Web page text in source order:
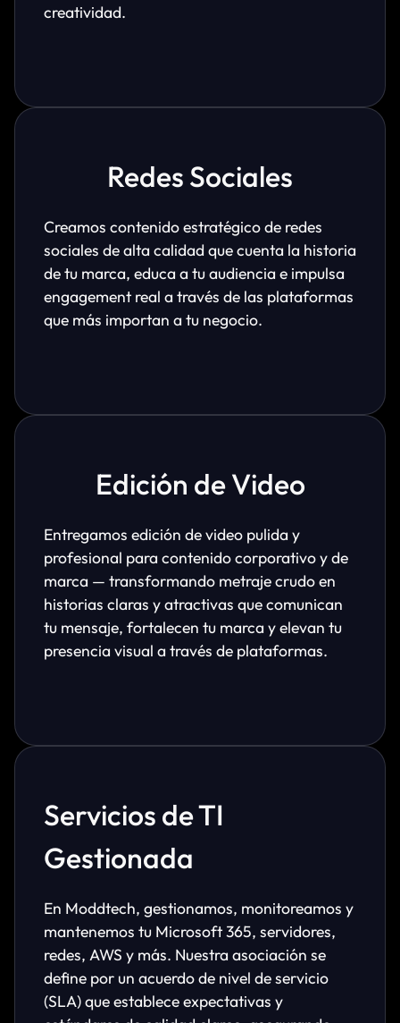
creatividad.
Redes Sociales
Creamos contenido estratégico de redes
sociales de alta calidad que cuenta la historia
de tu marca, educa a tu audiencia e impulsa
engagement real a través de las plataformas
que más importan a tu negocio.
Edición de Video
Entregamos edición de video pulida y
profesional para contenido corporativo y de
marca — transformando metraje crudo en
historias claras y atractivas que comunican
tu mensaje, fortalecen tu marca y elevan tu
presencia visual a través de plataformas.
Servicios de TI
Gestionada
En Moddtech, gestionamos, monitoreamos y
mantenemos tu Microsoft 365, servidores,
redes, AWS y más. Nuestra asociación se
define por un acuerdo de nivel de servicio
(SLA) que establece expectativas y